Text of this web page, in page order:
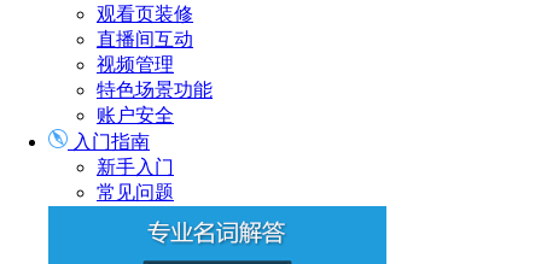
观看页装修
直播间互动
视频管理
特色场景功能
账户安全
入门指南
新手入门
常见问题